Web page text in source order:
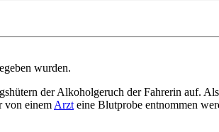
wurden.
der Alkoholgeruch der Fahrerin auf.
von einem Arzt eine Blutprobe entnommen